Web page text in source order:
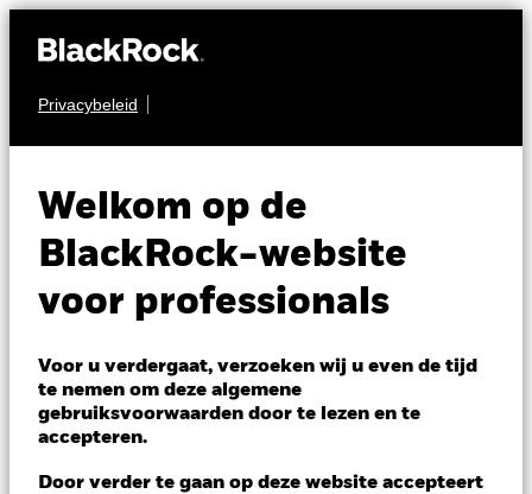
Privacybeleid
Welkom op de
BlackRock-website
voor professionals
Voor u verdergaat, verzoeken wij u even de tijd
te nemen om deze algemene
gebruiksvoorwaarden door te lezen en te
accepteren.
Door verder te gaan op deze website accepteert
AANDELEN
Fund
NAV per 07/aug/2026
GBP 122,17